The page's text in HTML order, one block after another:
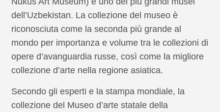
dell’Uzbekistan. La collezione del museo è
riconosciuta come la seconda più grande al
mondo per importanza e volume tra le collezioni di
opere d’avanguardia russe, così come la migliore
collezione d’arte nella regione asiatica.
Secondo gli esperti e la stampa mondiale, la
collezione del Museo d’arte statale della